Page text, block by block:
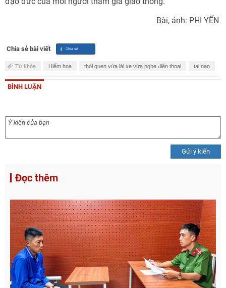
Bài, ảnh: PHI YẾN
Chia sẻ bài viết
Từ khóa Hiểm họa thói quen vừa lái xe vừa nghe điện thoại tai nạn
BÌNH LUẬN
Gửi ý kiến
Đọc thêm